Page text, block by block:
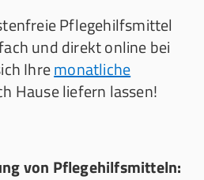
Pflegehilfsmittel
und direkt online bei
Ihremonatliche
Hause liefern lassen!
von Pflegehilfsmitteln: